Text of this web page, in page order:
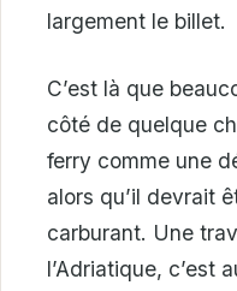
largement le billet.
C’est là que
côté de quelque
ferry comme une
alors qu’il devrait
carburant. Une
l’Adriatique, c’est